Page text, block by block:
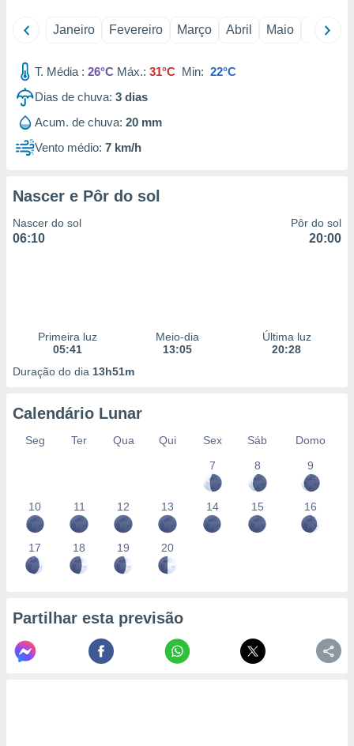
criar
medir
medir o
dos
os
estudos
de
Janeiro Fevereiro Março Abril Maio Junho
T. Média : 26°C Máx.: 31°C Min: 22°C
Dias de chuva: 3 dias
Acum. de chuva: 20 mm
Vento médio: 7 km/h
Nascer e Pôr do sol
Nascer do sol
06:10
Pôr do sol
20:00
Primeira luz
05:41
Meio-dia
13:05
Última luz
20:28
Duração do dia 13h51m
Calendário Lunar
Seg Ter Qua Qui Sex Sáb
Domo
7
8 9
10 11 12 13 14 15 16
17 18 19 20
Partilhar esta previsão